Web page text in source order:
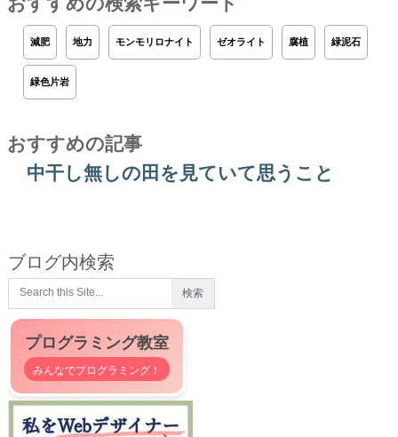
減肥 地力 モンモリロナイト ゼオライト 腐植 緑泥石
緑色片岩
おすすめの記事
中干し無しの田を見ていて思うこと
ブログ内検索
プログラミング教室
みんなでプログラミング！